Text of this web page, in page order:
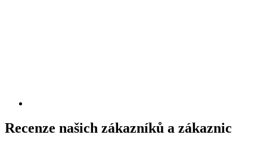
Recenze našich zákazníků a zákaznic